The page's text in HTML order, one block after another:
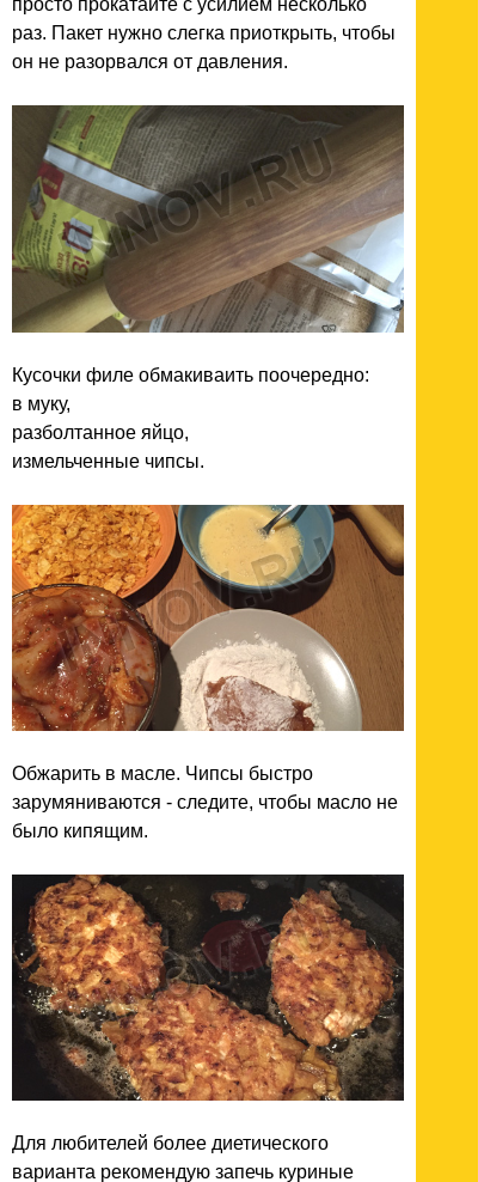
просто прокатайте с усилием несколько
раз. Пакет нужно слегка приоткрыть, чтобы
он не разорвался от давления.
Кусочки филе обмакиваить поочередно:
в муку,
разболтанное яйцо,
измельченные чипсы.
Обжарить в масле. Чипсы быстро
зарумяниваются - следите, чтобы масло не
было кипящим.
Для любителей более диетического
варианта рекомендую запечь куриные